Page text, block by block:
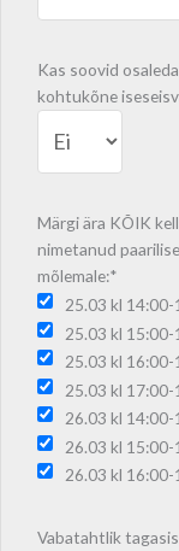
Kas soovid
kohtukõne
Märgi ära KÕIK
nimetanud
mõlemale:*
25.03 kl 14:00-
25.03 kl 15:00-
25.03 kl 16:00-
25.03 kl 17:00-
26.03 kl 14:00-
26.03 kl 15:00-
26.03 kl 16:00-
Vabatahtlik